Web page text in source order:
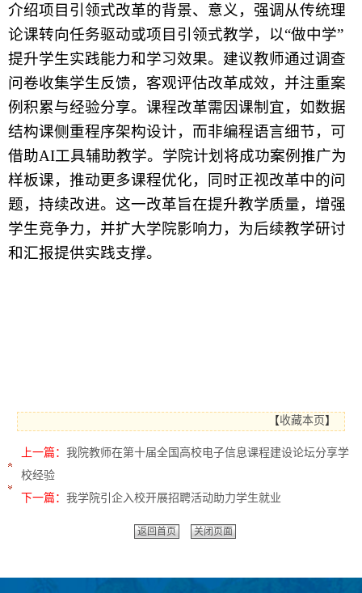
介绍项目引领式改革的背景、意义，强调从传统理
论课转向任务驱动或项目引领式教学，以“做中学”
提升学生实践能力和学习效果。建议教师通过调查
问卷收集学生反馈，客观评估改革成效，并注重案
例积累与经验分享。课程改革需因课制宜，如数据
结构课侧重程序架构设计，而非编程语言细节，可
借助AI工具辅助教学。学院计划将成功案例推广为
样板课，推动更多课程优化，同时正视改革中的问
题，持续改进。这一改革旨在提升教学质量，增强
学生竞争力，并扩大学院影响力，为后续教学研讨
和汇报提供实践支撑。
【收藏本页】
上一篇： 我院教师在第十届全国高校电子信息课程建设论坛分享学
校经验
下一篇： 我学院引企入校开展招聘活动助力学生就业
返回首页 关闭页面